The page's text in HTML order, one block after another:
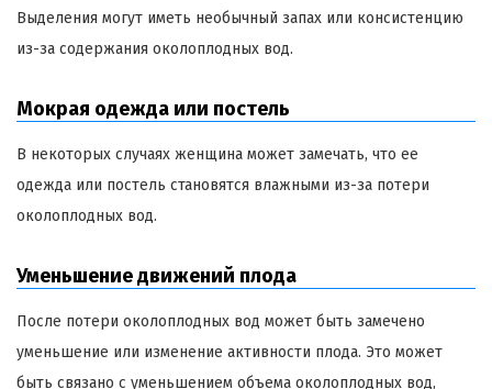
Выделения могут иметь необычный запах или консистенцию
из-за содержания околоплодных вод.
Мокрая одежда или постель
В некоторых случаях женщина может замечать, что ее
одежда или постель становятся влажными из-за потери
околоплодных вод.
Уменьшение движений плода
После потери околоплодных вод может быть замечено
уменьшение или изменение активности плода. Это может
быть связано с уменьшением объема околоплодных вод,